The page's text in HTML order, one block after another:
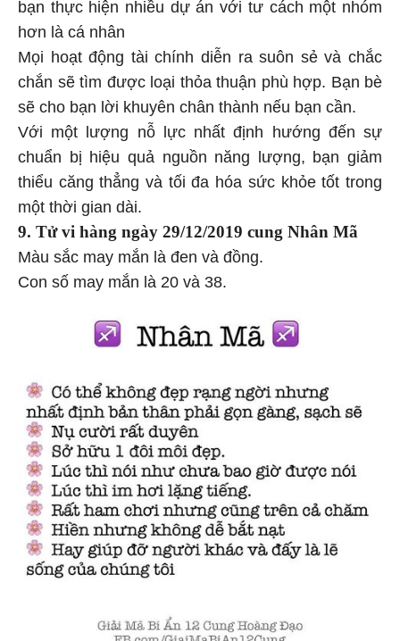
bạn thực hiện nhiều dự án với tư cách một nhóm
hơn là cá nhân
Mọi hoạt động tài chính diễn ra suôn sẻ và chắc
chắn sẽ tìm được loại thỏa thuận phù hợp. Bạn bè
sẽ cho bạn lời khuyên chân thành nếu bạn cần.
Với một lượng nỗ lực nhất định hướng đến sự
chuẩn bị hiệu quả nguồn năng lượng, bạn giảm
thiểu căng thẳng và tối đa hóa sức khỏe tốt trong
một thời gian dài.
9. Tử vi hàng ngày 29/12/2019 cung Nhân Mã
Màu sắc may mắn là đen và đồng.
Con số may mắn là 20 và 38.